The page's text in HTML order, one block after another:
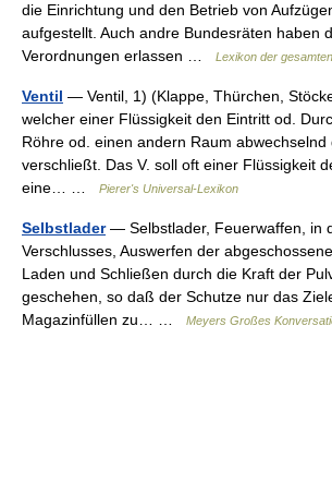
die Einrichtung und den Betrieb von
aufgestellt. Auch andre Bundesräten haben
Verordnungen erlassen …
Lexikon der
Ventil — Ventil, 1) (Klappe, Thürchen,
welcher einer Flüssigkeit den Eintritt od.
Röhre od. einen andern Raum abwechselnd
verschließt. Das V. soll oft einer Flüssigkeit
eine… …
Pierer's Universal-Lexikon
Selbstlader— Selbstlader, Feuerwaffen, in
Verschlusses, Auswerfen der
Laden und Schließen durch die Kraft der
geschehen, so daß der Schutze nur das
Magazinfüllen zu… …
Meyers Großes